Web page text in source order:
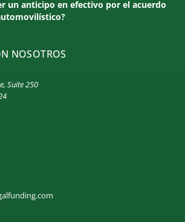
un anticipo en efectivo por el acuerdo
NOSOTROS
Suite 250